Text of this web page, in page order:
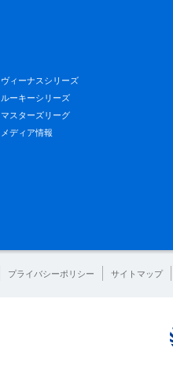
ヴィーナスシリーズ
ルーキーシリーズ
マスターズリーグ
メディア情報
プライバシーポリシー サイトマップ